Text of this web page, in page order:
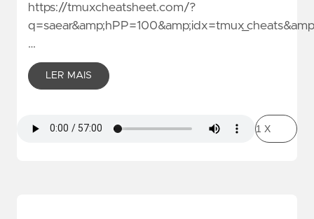
https://tmuxcheatsheet.com/?
…
LER MAIS